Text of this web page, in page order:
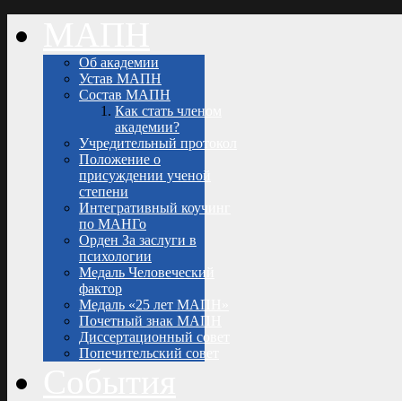
Об академии
Устав МАПН
Состав МАПН
Как стать членом
академии?
Учредительный протокол
Положение о
присуждении ученой
степени
Интегративный коучинг
по МАНГо
Орден За заслуги в
психологии
Медаль Человеческий
фактор
Медаль «25 лет МАПН»
Почетный знак МАПН
Диссертационный совет
Попечительский совет